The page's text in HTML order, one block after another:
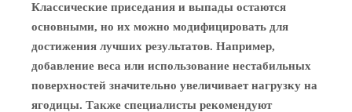
Классические приседания и выпады остаются
основными, но их можно модифицировать для
достижения лучших результатов. Например,
добавление веса или использование нестабильных
поверхностей значительно увеличивает нагрузку на
ягодицы. Также специалисты рекомендуют